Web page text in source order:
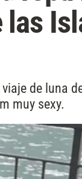
las
de luna
muy sexy.